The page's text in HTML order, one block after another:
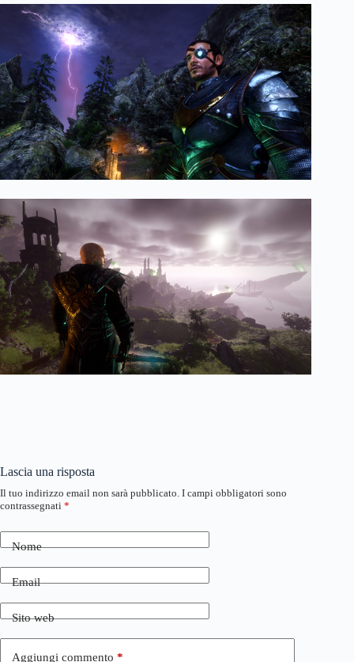
Lascia una risposta
Il tuo indirizzo email non sarà pubblicato. I campi obbligatori sono
contrassegnati *
Nome
Email
Sito web
Aggiungi commento *